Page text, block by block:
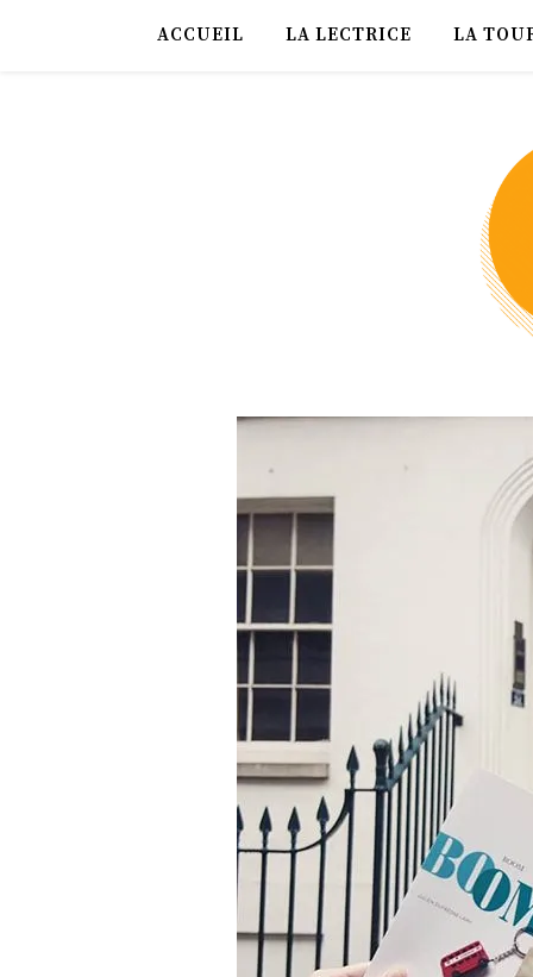
ACCUEIL LA LECTRICE LA